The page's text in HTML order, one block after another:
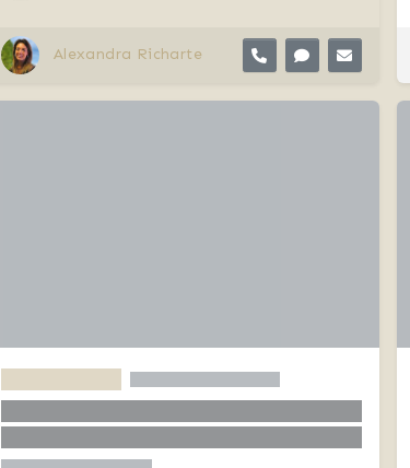
Alexandra Richarte